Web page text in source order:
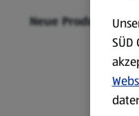
Neue Produkte